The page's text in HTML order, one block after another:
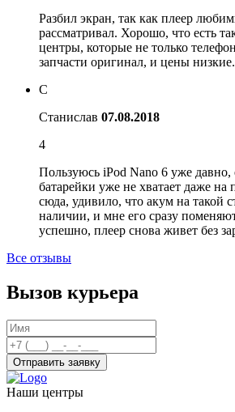
Разбил экран, так как плеер
рассматривал. Хорошо, что есть
центры, которые не только
запчасти оригинал, и цены низкие.
С
Станислав 07.08.2018
4
Пользуюсь iPod Nano 6 уже давно,
батарейки уже не хватает даже
сюда, удивило, что акум на такой
наличии, и мне его сразу
успешно, плеер снова живет без
Все отзывы
Вызов курьера
Отправить заявку
Наши центры